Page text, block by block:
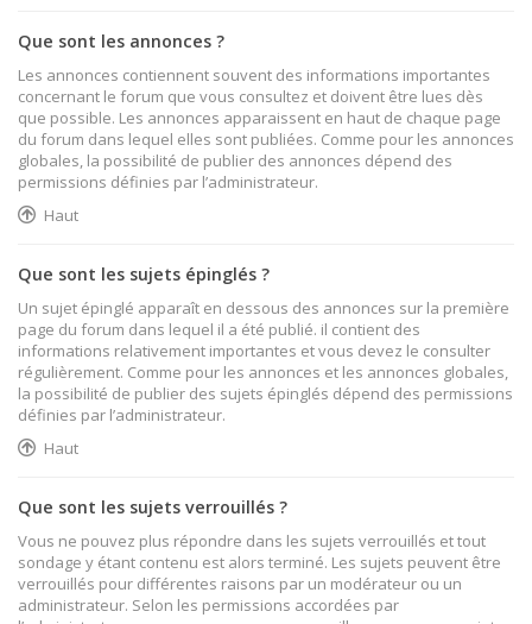
Que sont les annonces ?
Les annonces contiennent souvent des informations importantes
concernant le forum que vous consultez et doivent être lues dès
que possible. Les annonces apparaissent en haut de chaque page
du forum dans lequel elles sont publiées. Comme pour les annonces
globales, la possibilité de publier des annonces dépend des
permissions définies par l’administrateur.
Haut
Que sont les sujets épinglés ?
Un sujet épinglé apparaît en dessous des annonces sur la première
page du forum dans lequel il a été publié. il contient des
informations relativement importantes et vous devez le consulter
régulièrement. Comme pour les annonces et les annonces globales,
la possibilité de publier des sujets épinglés dépend des permissions
définies par l’administrateur.
Haut
Que sont les sujets verrouillés ?
Vous ne pouvez plus répondre dans les sujets verrouillés et tout
sondage y étant contenu est alors terminé. Les sujets peuvent être
verrouillés pour différentes raisons par un modérateur ou un
administrateur. Selon les permissions accordées par